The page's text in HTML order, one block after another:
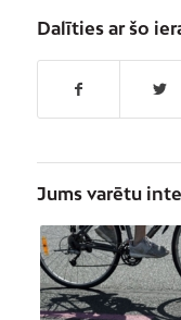
Dalīties ar šo
Jums varētu